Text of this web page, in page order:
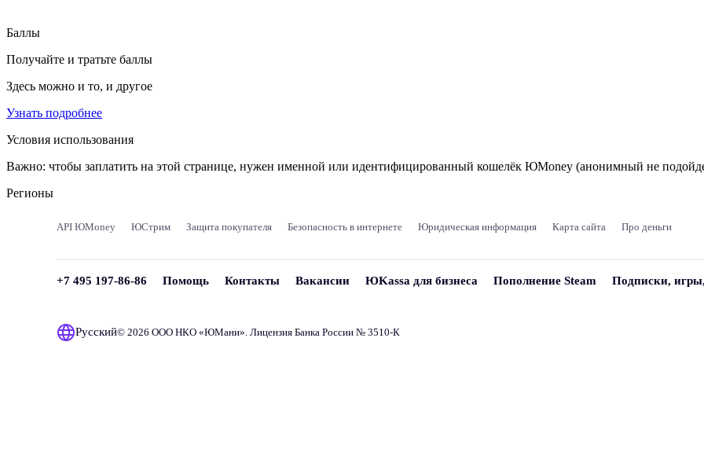
Баллы
Получайте и тратьте баллы
Здесь можно и то, и другое
Узнать подробнее
Условия использования
Важно: чтобы заплатить на этой странице, нужен именной или идентифицированный кошелёк ЮMoney (анонимный не
Регионы
API ЮMoney ЮСтрим Защита покупателя Безопасность в интернете Юридическая информация Карта сайта Про деньги
+7 495 197-86-86 Помощь Контакты Вакансии ЮKassa для бизнеса Пополнение Steam Подписки,
Русский© 2026 ООО НКО «ЮМани». Лицензия Банка России № 3510‑К